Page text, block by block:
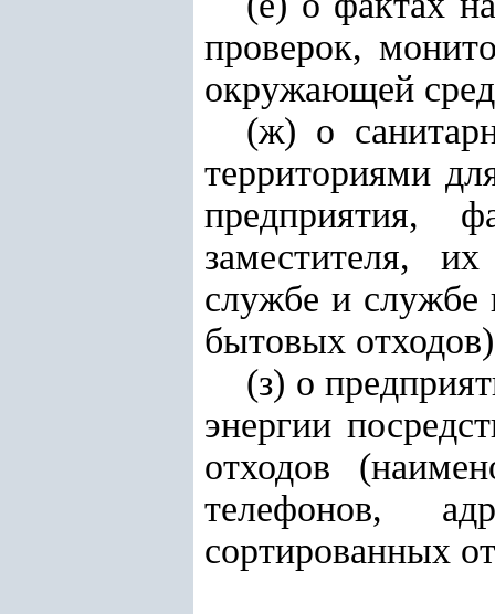
проверок,
окружающей
(ж) о
территориями
предприятия,
заместителя,
службе и службе
бытовых
(з) о
энергии
отходов
телефонов,
сортированных